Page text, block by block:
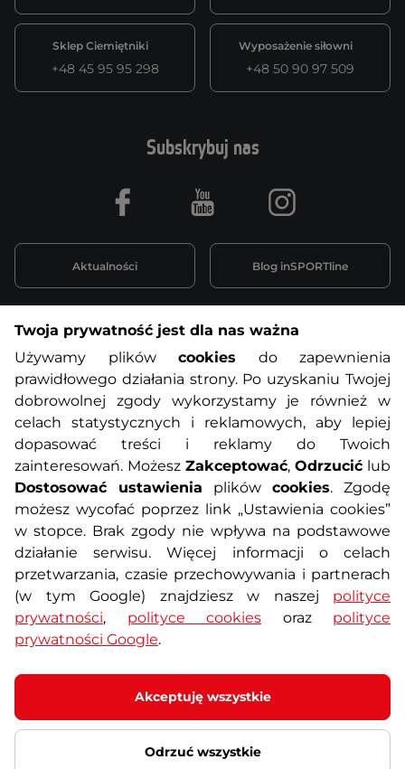
Sklep Ciemiętniki
+48 45 95 95 298
Wyposażenie siłowni
+48 50 90 97 509
Informacje o zakupach
O nas Regulamin sklepu
Polityka prywatności Koszty przesyłek
Metody płatności Program lojalnościowy
Usługi dodatkowe Reklamacje i serwis
Formularz kontaktowy Wyposażenie siłowni
Subskrybuj nas
Aktualności Blog inSPORTline
Facebook Youtube Instagram
Twoja prywatność jest dla nas ważna
Używamy plików cookies do zapewnienia
prawidłowego działania strony. Po uzyskaniu Twojej
dobrowolnej zgody wykorzystamy je również w
celach statystycznych i reklamowych, aby lepiej
dopasować treści i reklamy do Twoich
zainteresowań. Możesz Zakceptować, Odrzucić lub
Dostosować ustawienia plików cookies. Zgodę
możesz wycofać poprzez link „Ustawienia cookies”
w stopce. Brak zgody nie wpływa na podstawowe
działanie serwisu. Więcej informacji o celach
przetwarzania, czasie przechowywania i partnerach
(w tym Google) znajdziesz w naszej polityce
prywatności, polityce cookies oraz polityce
prywatności Google.
Akceptuję wszystkie
Odrzuć wszystkie